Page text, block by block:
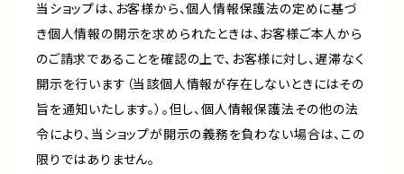
当ショップは、お客様から、個人情報保護法の定めに基づ
き個人情報の開示を求められたときは、お客様ご本人から
のご請求であることを確認の上で、お客様に対し、遅滞なく
開示を行います（当該個人情報が存在しないときにはその
旨を通知いたします。）。但し、個人情報保護法その他の法
令により、当ショップが開示の義務を負わない場合は、この
限りではありません。